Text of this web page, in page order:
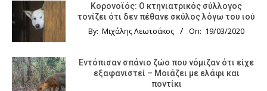
Κορονοϊός: Ο κτηνιατρικός σύλλογος
τονίζει ότι δεν πέθανε σκύλος λόγω του ιού
By: Μιχάλης Λεωτσάκος On: 19/03/2020
Εντόπισαν σπάνιο ζώο που νόμιζαν ότι είχε
εξαφανιστεί – Μοιάζει με ελάφι και
ποντίκι